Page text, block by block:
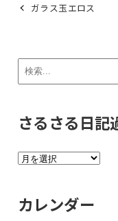
ガラス玉エロス
さるさる日記
さ
る
カレンダー